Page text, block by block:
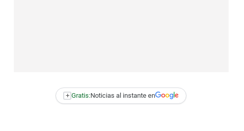
+ Gratis:Noticias al instante en